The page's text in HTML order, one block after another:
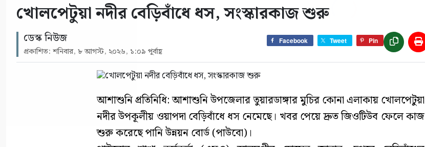
খোলপেটুয়া নদীর বেড়িবাঁধে ধস, সংস্কারকাজ শুরু
ডেস্ক নিউজ
প্রকাশিত: শনিবার, ৮ আগস্ট, ২০২৬, ১:০৯ পূর্বাহ্ণ
Facebook Tweet Pin
আশাশুনি প্রতিনিধি: আশাশুনি উপজেলার তুয়ারডাঙ্গার মুচির কোনা এলাকায় খোলপেটুয়া
নদীর উপকূলীয় ওয়াপদা বেড়িবাঁধে ধস নেমেছে। খবর পেয়ে দ্রুত জিওটিউব ফেলে কাজ
শুরু করেছে পানি উন্নয়ন বোর্ড (পাউবো)।